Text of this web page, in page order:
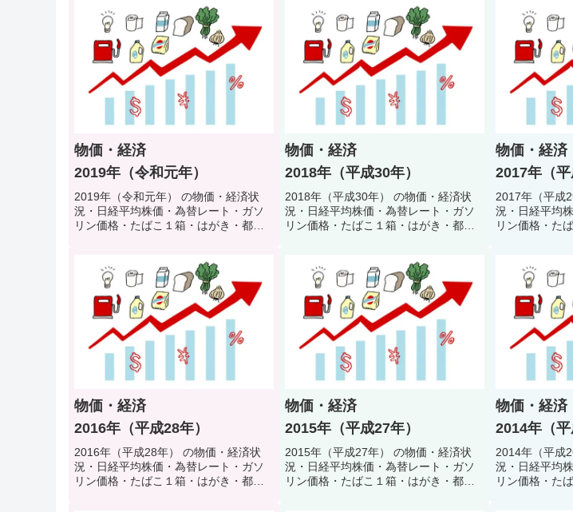
活スタイルを振り返るクイズ
活スタイルを振り返るクイズ
活スタイルを
物価・経済
2019年（令和元年）
2019年（令和元年） の物価・経済状
況・日経平均株価・為替レート・ガソ
リン価格・たばこ１箱・はがき・都営
活スタイルを振り返るクイズ
物価・経済
2018年（平成30年）
2018年（平成30年） の物価・経済状
況・日経平均株価・為替レート・ガソ
リン価格・たばこ１箱・はがき・都営
活スタイルを振り返るクイズ
物価・経済
2017年（平
2017年（平成
況・日経平均
リン価格・た
活スタイルを
物価・経済
2016年（平成28年）
2016年（平成28年） の物価・経済状
況・日経平均株価・為替レート・ガソ
リン価格・たばこ１箱・はがき・都営
物価・経済
2015年（平成27年）
2015年（平成27年） の物価・経済状
況・日経平均株価・為替レート・ガソ
リン価格・たばこ１箱・はがき・都営
物価・経済
2014年（平
2014年（平成
況・日経平均
リン価格・た